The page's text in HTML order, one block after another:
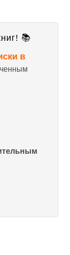
📚
в